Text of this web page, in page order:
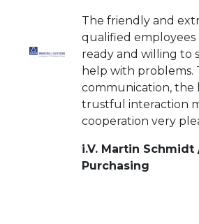
The friendly and
qualified employees
ready and willing to
help with problems.
communication, the
trustful interaction
cooperation very
i.V. Martin Schmidt
Purchasing